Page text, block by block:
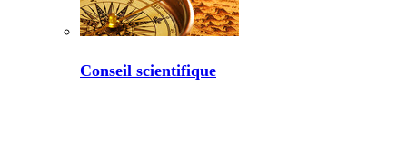
Conseil scientifique